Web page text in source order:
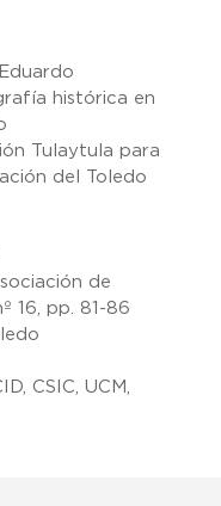
histórica en
Tulaytula para
del Toledo
de
16, pp. 81-86
CSIC, UCM,